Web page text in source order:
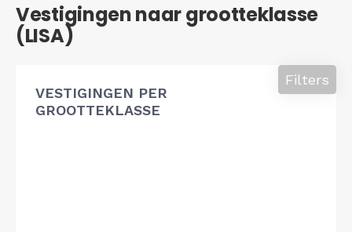
Vestigingen naar grootteklasse
(LISA)
VESTIGINGEN PER
GROOTTEKLASSE
Filters